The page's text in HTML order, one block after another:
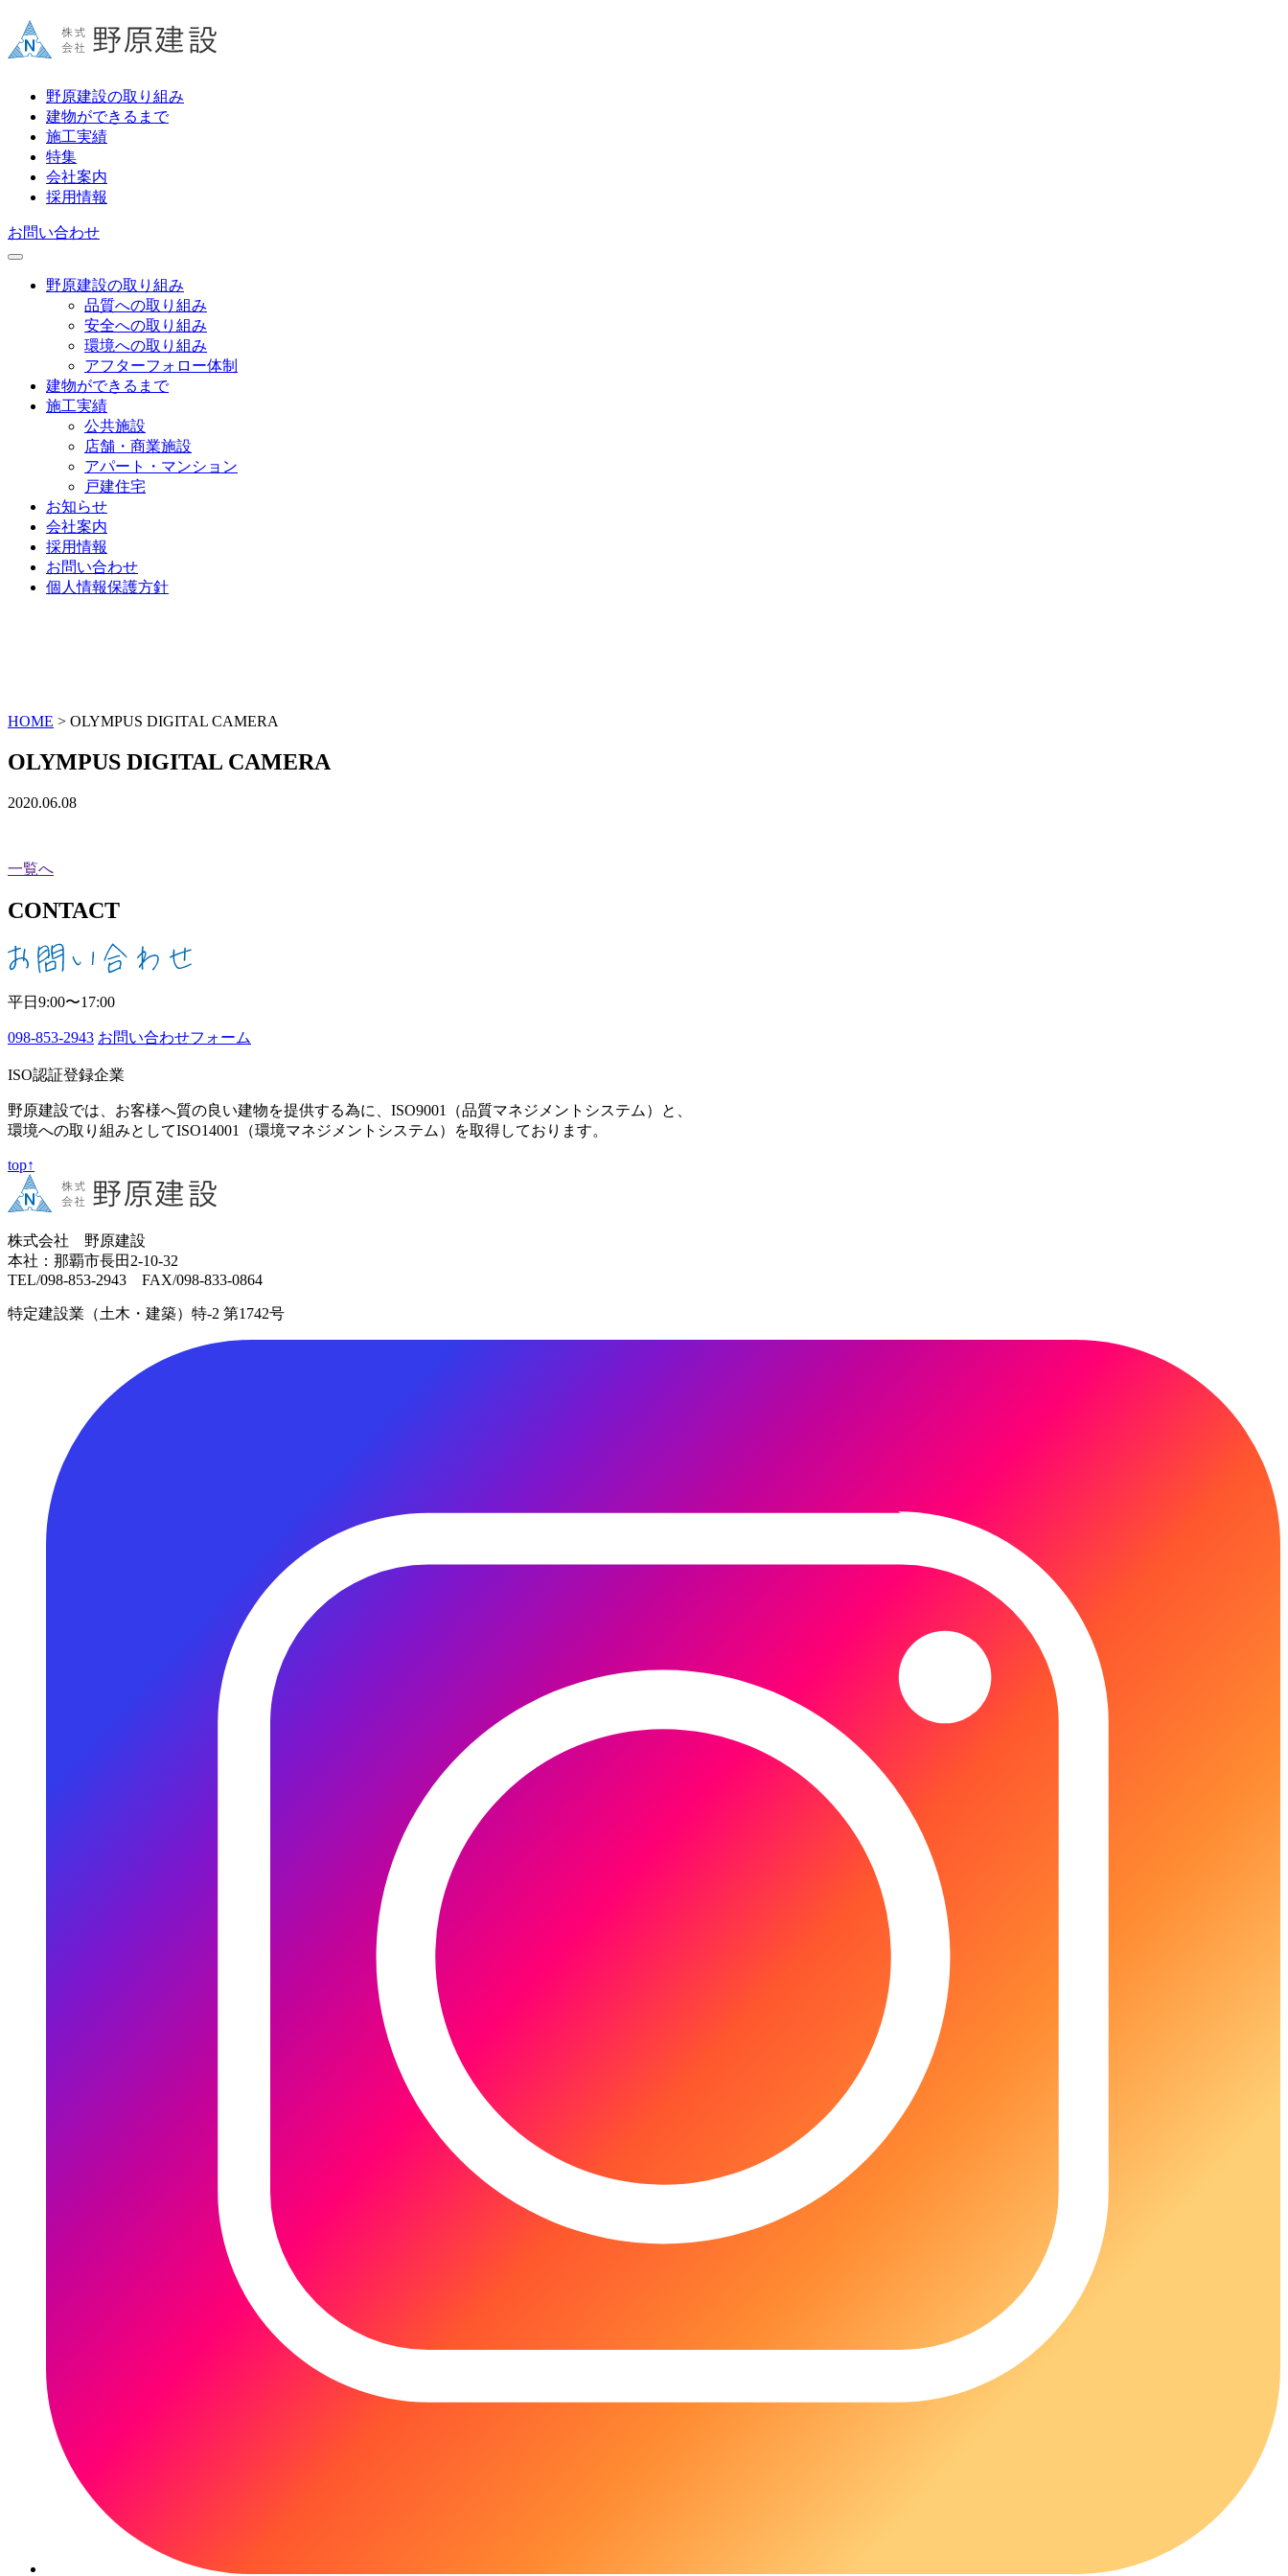
野原建設の取り組み
建物ができるまで
施工実績
特集
会社案内
採用情報
お問い合わせ
野原建設の取り組み
品質への取り組み
安全への取り組み
環境への取り組み
アフターフォロー体制
建物ができるまで
施工実績
公共施設
店舗・商業施設
アパート・マンション
戸建住宅
お知らせ
会社案内
採用情報
お問い合わせ
個人情報保護方針
HOME > OLYMPUS DIGITAL CAMERA
OLYMPUS DIGITAL CAMERA
2020.06.08
一覧へ
CONTACT
平日9:00〜17:00
098-853-2943 お問い合わせフォーム
ISO認証登録企業
野原建設では、お客様へ質の良い建物を提供する為に、ISO9001（品質マネジメントシステム）と、
環境への取り組みとしてISO14001（環境マネジメントシステム）を取得しております。
top↑
株式会社 野原建設
本社：那覇市長田2-10-32
TEL/098-853-2943 FAX/098-833-0864
特定建設業（土木・建築）特-2 第1742号